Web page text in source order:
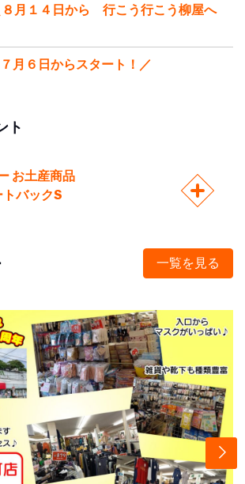
８月１４日から 行こう行こう柳屋へ
月６日からスタート！／
ト
お土産商品
バックS
一覧を見る